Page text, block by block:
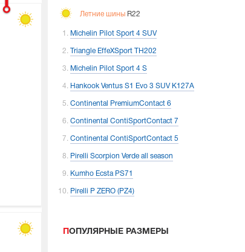
Летние шины R22
Michelin Pilot Sport 4 SUV
Triangle EffeXSport TH202
Michelin Pilot Sport 4 S
Hankook Ventus S1 Evo 3 SUV K127A
Continental PremiumContact 6
Continental ContiSportContact 7
Continental ContiSportContact 5
Pirelli Scorpion Verde all season
Kumho Ecsta PS71
Pirelli P ZERO (PZ4)
ПОПУЛЯРНЫЕ РАЗМЕРЫ